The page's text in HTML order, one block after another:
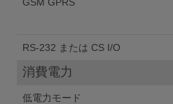
RS-232 または CS I/O
消費電力
低電力モード